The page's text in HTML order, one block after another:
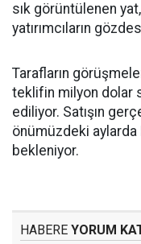
sık görüntülenen
yatırımcıların
Tarafların
teklifin milyon dolar
ediliyor. Satışın
önümüzdeki
bekleniyor.
HABERE YORUM